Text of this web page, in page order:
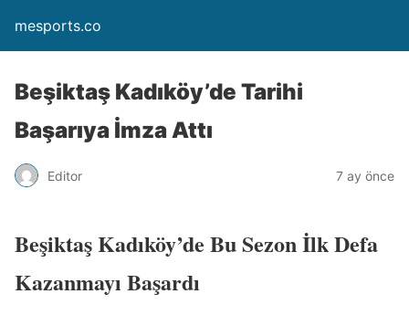
mesports.co
Beşiktaş Kadıköy’de Tarihi
Başarıya İmza Attı
Editor 7 ay önce
Beşiktaş Kadıköy’de Bu Sezon İlk Defa
Kazanmayı Başardı